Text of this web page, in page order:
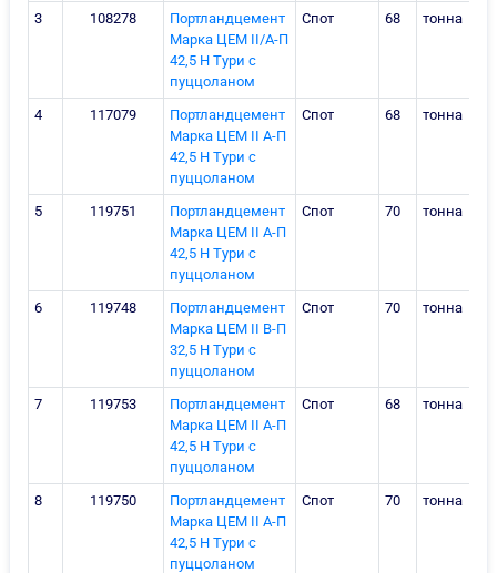
3 108278
Портландцемент
Марка ЦЕМ II/А-П
42,5 Н Тури c
пуццоланом
Спот 68 тонна
4 117079
Портландцемент
Марка ЦЕМ II А-П
42,5 Н Тури c
пуццоланом
Спот 68 тонна
5 119751
Портландцемент
Марка ЦЕМ II А-П
42,5 Н Тури c
пуццоланом
Спот 70 тонна
6 119748
Портландцемент
Марка ЦЕМ II В-П
32,5 Н Тури c
пуццоланом
Спот 70 тонна
7 119753
Портландцемент
Марка ЦЕМ II А-П
42,5 Н Тури c
пуццоланом
Спот 68 тонна
8 119750
Портландцемент
Марка ЦЕМ II А-П
42,5 Н Тури c
пуццоланом
Спот 70 тонна